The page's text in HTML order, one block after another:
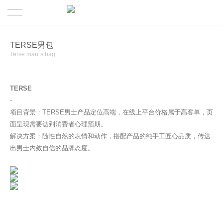
TERSE男包
Terse man`s bag
TERSE
-
项目背景：TERSE男士产品定位高端，在线上平台价格属于高客单，页
面呈现需要达到消费者心理预期。
解决方案：随性自然的表情和动作，搭配产品的纯手工匠心品质，传达
出男士内敛自信的品牌态度。
关于
关于星潮
团队介绍
行业交流
联系我们